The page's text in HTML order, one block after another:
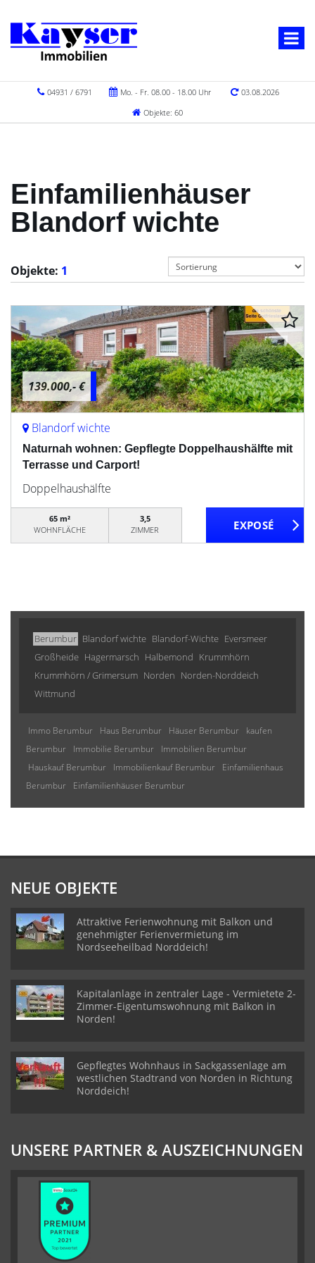
04931 / 6791 Mo. - Fr. 08.00 - 18.00 Uhr
03.08.2026
Objekte: 60
Einfamilienhäuser
Blandorf wichte
Objekte: 1
139.000,- €
Blandorf wichte
Naturnah wohnen: Gepflegte Doppelhaushälfte mit
Terrasse und Carport!
Doppelhaushälfte
65 m²
WOHNFLÄCHE
3,5
ZIMMER
Berumbur Blandorf wichte Blandorf-Wichte Eversmeer
Großheide Hagermarsch Halbemond Krummhörn
Krummhörn / Grimersum Norden Norden-Norddeich
Wittmund
Immo Berumbur Haus Berumbur Häuser Berumbur
kaufen
Berumbur
Immobilie Berumbur
Immobilien Berumbur
Hauskauf Berumbur
Immobilienkauf Berumbur
Einfamilienhaus
Berumbur
Einfamilienhäuser Berumbur
NEUE OBJEKTE
Attraktive Ferienwohnung mit Balkon und
genehmigter Ferienvermietung im
Nordseeheilbad Norddeich!
Kapitalanlage in zentraler Lage - Vermietete 2-
Zimmer-Eigentumswohnung mit Balkon in
Norden!
Gepflegtes Wohnhaus in Sackgassenlage am
westlichen Stadtrand von Norden in Richtung
Norddeich!
UNSERE PARTNER & AUSZEICHNUNGEN